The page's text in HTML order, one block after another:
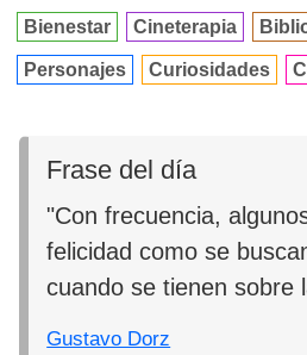
Bienestar Cineterapia
Personajes Curiosidades
Frase del día
"Con frecuencia,
felicidad como se
cuando se tienen sobre
Gustavo Dorz